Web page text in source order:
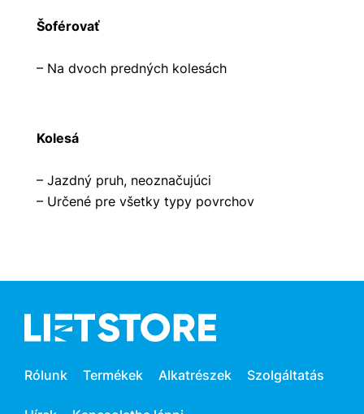
Šoférovať
– Na dvoch predných kolesách
Kolesá
– Jazdný pruh, neoznačujúci
– Určené pre všetky typy povrchov
Rólunk Termékek Alkatrészek Szolgáltatás